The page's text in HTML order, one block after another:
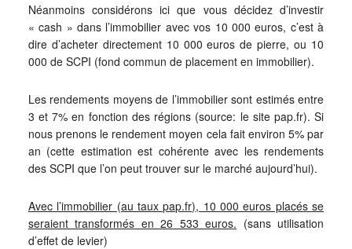
Néanmoins considérons ici que vous décidez d’investir
« cash » dans l’immobilier avec vos 10 000 euros, c’est à
dire d’acheter directement 10 000 euros de pierre, ou 10
000 de SCPI (fond commun de placement en immobilier).
Les rendements moyens de l’immobilier sont estimés entre
3 et 7% en fonction des régions (source: le site pap.fr). Si
nous prenons le rendement moyen cela fait environ 5% par
an (cette estimation est cohérente avec les rendements
des SCPI que l’on peut trouver sur le marché aujourd’hui).
Avec l’immobilier (au taux pap.fr), 10 000 euros placés se
seraient transformés en 26 533 euros. (sans utilisation
d’effet de levier)